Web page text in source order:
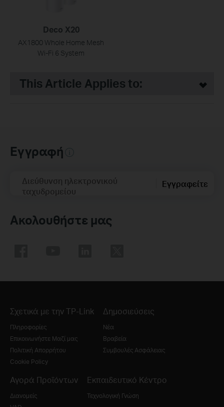
Deco X20
AX1800 Whole Home Mesh
Wi-Fi 6 System
This Article Applies to:
Εγγραφή
Διεύθυνση ηλεκτρονικού
ταχυδρομείου
Εγγραφείτε
Ακολουθήστε μας
Σχετικά με την TP-Link
Πληροφορίες
Επικοινωνήστε Μαζί μας
Πολιτική Απορρήτου
Cookie Policy
Δημοσιεύσεις
Νέα
Βραβεία
Συμβουλές Ασφάλειας
Αγορά Προϊόντων
Διανομείς
Εκπαιδευτικό Κέντρο
Τεχνολογική Γνώση